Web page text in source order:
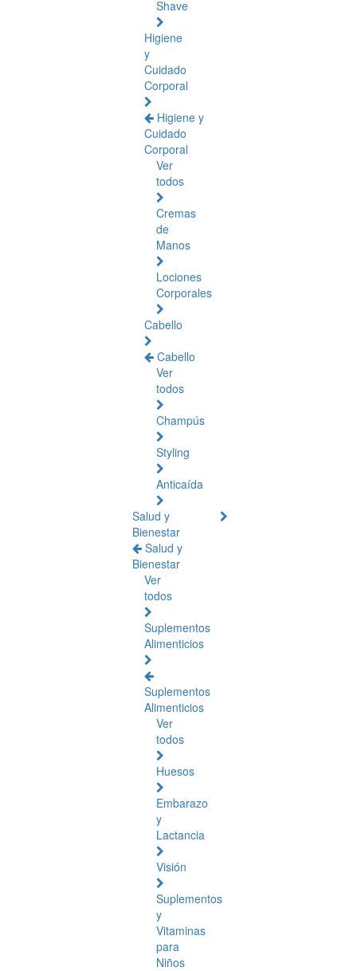
Shave
Higiene
y
Cuidado
Corporal
Higiene y
Cuidado
Corporal
Ver
todos
Cremas
de
Manos
Lociones
Corporales
Cabello
Cabello
Ver
todos
Champús
Styling
Anticaída
Salud y
Bienestar
Salud y
Bienestar
Ver
todos
Suplementos
Alimenticios
Suplementos
Alimenticios
Ver
todos
Huesos
Embarazo
y
Lactancia
Visión
Suplementos
y
Vitaminas
para
Niños